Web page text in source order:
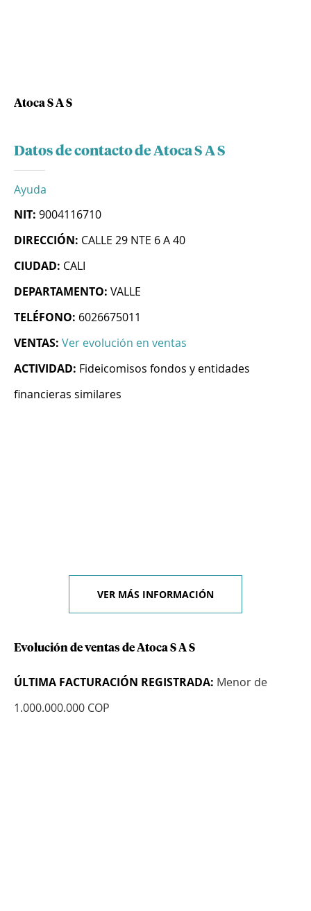
Atoca S A S
Datos de contacto de Atoca S A S
Ayuda
NIT: 9004116710
DIRECCIÓN: CALLE 29 NTE 6 A 40
CIUDAD: CALI
DEPARTAMENTO: VALLE
TELÉFONO: 6026675011
VENTAS: Ver evolución en ventas
ACTIVIDAD: Fideicomisos fondos y entidades
financieras similares
VER MÁS INFORMACIÓN
Evolución de ventas de Atoca S A S
ÚLTIMA FACTURACIÓN REGISTRADA: Menor de
1.000.000.000 COP